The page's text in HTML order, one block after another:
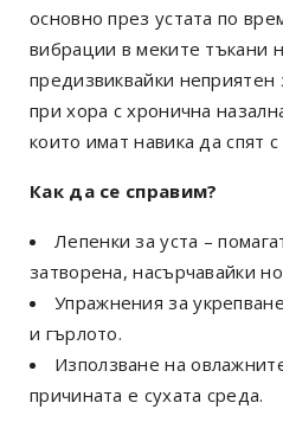
основно през устата по
вибрации в меките тъкани
предизвиквайки неприятен
при хора с хронична
които имат навика да спят
Как да се справим?
Лепенки за уста –
затворена, насърчавайки
Упражнения за
и гърлото.
Използване на
причината е сухата среда.